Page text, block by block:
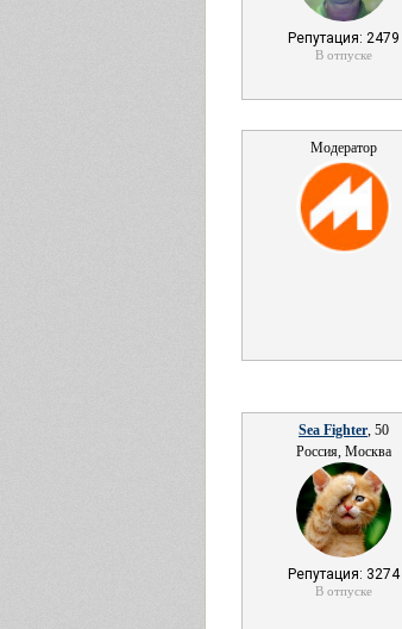
Репутация: 2479
В отпуске
Модератор
Sea Fighter, 50
Россия, Москва
Репутация: 3274
В отпуске